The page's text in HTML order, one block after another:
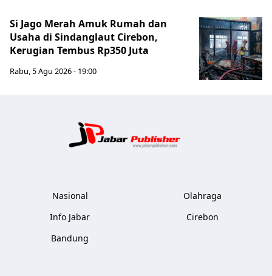
Si Jago Merah Amuk Rumah dan
Usaha di Sindanglaut Cirebon,
Kerugian Tembus Rp350 Juta
Rabu, 5 Agu 2026 - 19:00
Nasional
Info Jabar
Bandung
Olahraga
Cirebon